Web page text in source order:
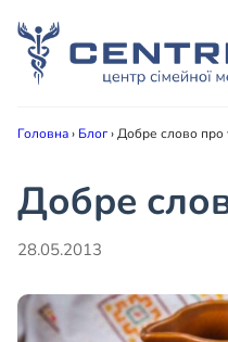
Головна› Блог›Добре слово про
Добре
28.05.2013